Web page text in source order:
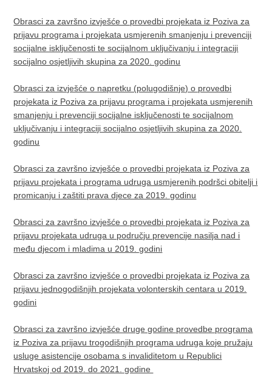
Obrasci za završno izvješće o provedbi projekata iz Poziva za
prijavu programa i projekata usmjerenih smanjenju i prevenciji
socijalne isključenosti te socijalnom uključivanju i integraciji
socijalno osjetljivih skupina za 2020. godinu
Obrasci za izvješće o napretku (polugodišnje) o provedbi
projekata iz Poziva za prijavu programa i projekata usmjerenih
smanjenju i prevenciji socijalne isključenosti te socijalnom
uključivanju i integraciji socijalno osjetljivih skupina za 2020.
godinu
Obrasci za završno izvješće o provedbi projekata iz Poziva za
prijavu projekata i programa udruga usmjerenih podršci obitelji i
promicanju i zaštiti prava djece za 2019. godinu
Obrasci za završno izvješće o provedbi projekata iz Poziva za
prijavu projekata udruga u području prevencije nasilja nad i
među djecom i mladima u 2019. godini
Obrasci za završno izvješće o provedbi projekata iz Poziva za
prijavu jednogodišnjih projekata volonterskih centara u 2019.
godini
Obrasci za završno izvješće druge godine provedbe programa
iz Poziva za prijavu trogodišnjih programa udruga koje pružaju
usluge asistencije osobama s invaliditetom u Republici
Hrvatskoj od 2019. do 2021. godine ​